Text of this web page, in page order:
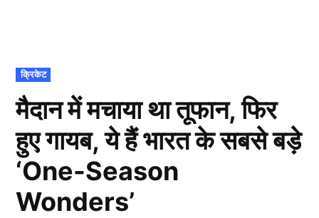
POSTED
IN
क्रिकेट
मैदान में मचाया था तूफान, फिर
हुए गायब, ये हैं भारत के सबसे बड़े
‘One-Season
Wonders’